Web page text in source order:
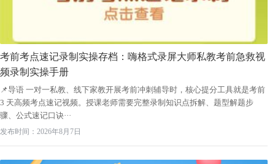
考前考点速记录制实操存档：嗨格式录屏大师私教考前急救视
频录制实操手册
📌导语 一对一私教、线下家教开展考前冲刺辅导时，核心提分工具就是考前
3 天高频考点速记视频。授课老师需要完整录制知识点拆解、题型解题步
骤、公式速记口诀···
发布时间：2026年8月7日